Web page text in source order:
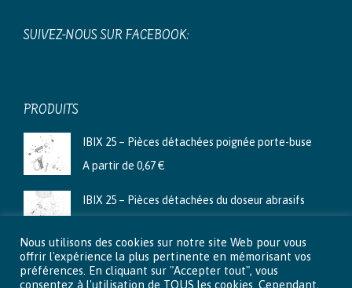
SUIVEZ-NOUS SUR FACEBOOK:
PRODUITS
IBIX 25 – Pièces détachées poignée porte-buse
A partir de 0,67€
IBIX 25 – Pièces détachées du doseur abrasifs
Ibix 9 - Pièces détachées du doseur abrasifs
A partir de2,66€
Nous utilisons des cookies sur notre site Web pour vous
offrir l'expérience la plus pertinente en mémorisant vos
préférences. En cliquant sur "Accepter tout", vous
consentez à l'utilisation de TOUS les cookies. Cependant,